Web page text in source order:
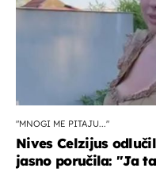
"MNOGI ME PITAJU..."
Nives Celzijus
jasno poručila: "Ja